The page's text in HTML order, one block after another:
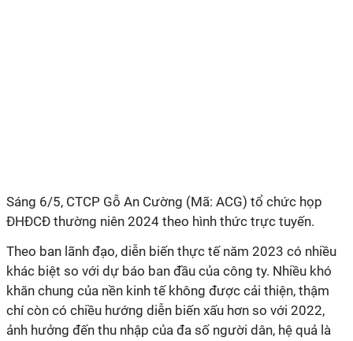
Sáng 6/5, CTCP Gỗ An Cường (Mã: ACG) tổ chức họp
ĐHĐCĐ thường niên 2024 theo hình thức trực tuyến.
Theo ban lãnh đạo, diễn biến thực tế năm 2023 có nhiều
khác biệt so với dự báo ban đầu của công ty. Nhiều khó
khăn chung của nền kinh tế không được cải thiện, thậm
chí còn có chiều hướng diễn biến xấu hơn so với 2022,
ảnh hưởng đến thu nhập của đa số người dân, hệ quả là